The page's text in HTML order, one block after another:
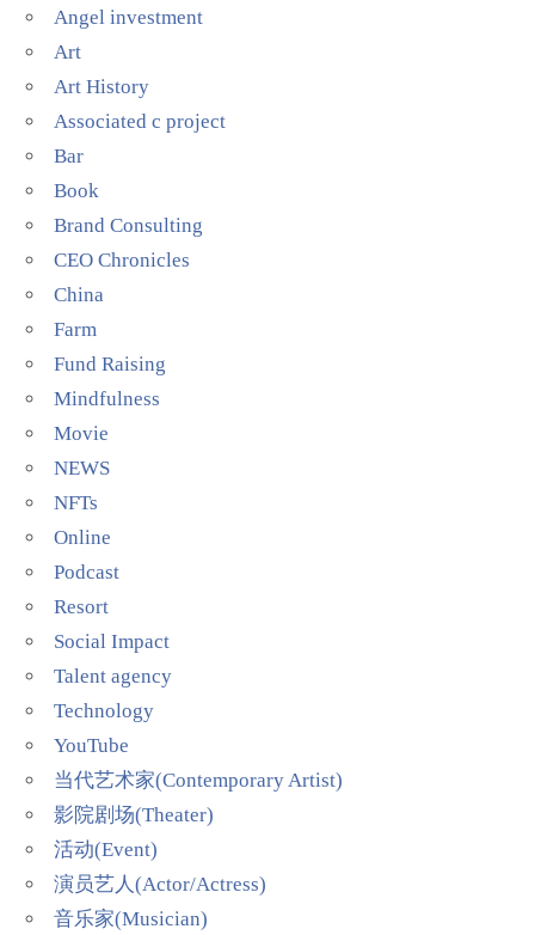
Angel investment
Art
Art History
Associated c project
Bar
Book
Brand Consulting
CEO Chronicles
China
Farm
Fund Raising
Mindfulness
Movie
NEWS
NFTs
Online
Podcast
Resort
Social Impact
Talent agency
Technology
YouTube
当代艺术家(Contemporary Artist)
影院剧场(Theater)
活动(Event)
演员艺人(Actor/Actress)
音乐家(Musician)